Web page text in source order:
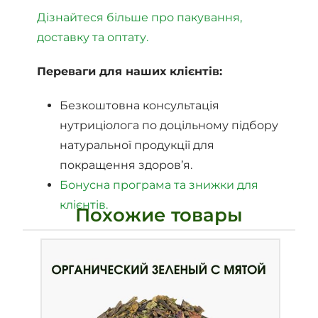
Дізнайтеся більше про пакування,
доставку та оптату.
Переваги для наших клієнтів:
Безкоштовна консультація
нутриціолога по доцільному підбору
натуральної продукції для
покращення здоров’я.
Бонусна програма та знижки для
клієнтів.
Похожие товары